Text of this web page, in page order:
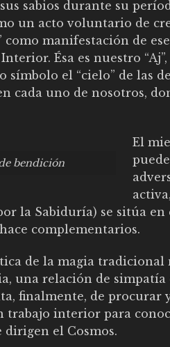
sabios durante su
un acto voluntario de
como manifestación de
Ésa es nuestro
símbolo el “cielo” de las
cada uno de nosotros,
bendición
El
la Sabiduría) se sitúa
complementarios.
de la magia tradicional
una relación de
finalmente, de
trabajo interior para
dirigen el Cosmos.